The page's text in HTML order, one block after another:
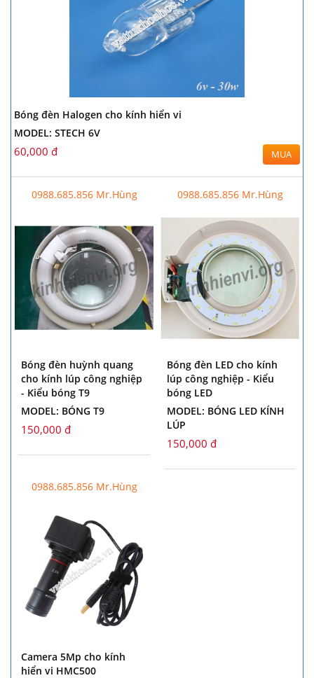
Bóng đèn Halogen cho kính hiển vi
MODEL: STECH 6V
60,000 đ MUA
0988.685.856 Mr.Hùng
Bóng đèn huỳnh quang
cho kính lúp công nghiệp
- Kiểu bóng T9
MODEL: BÓNG T9
150,000 đ
0988.685.856 Mr.Hùng
Bóng đèn LED cho kính
lúp công nghiệp - Kiểu
bóng LED
MODEL: BÓNG LED KÍNH
LÚP
150,000 đ
0988.685.856 Mr.Hùng
Camera 5Mp cho kính
hiển vi HMC500